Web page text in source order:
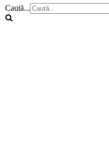
Caută...